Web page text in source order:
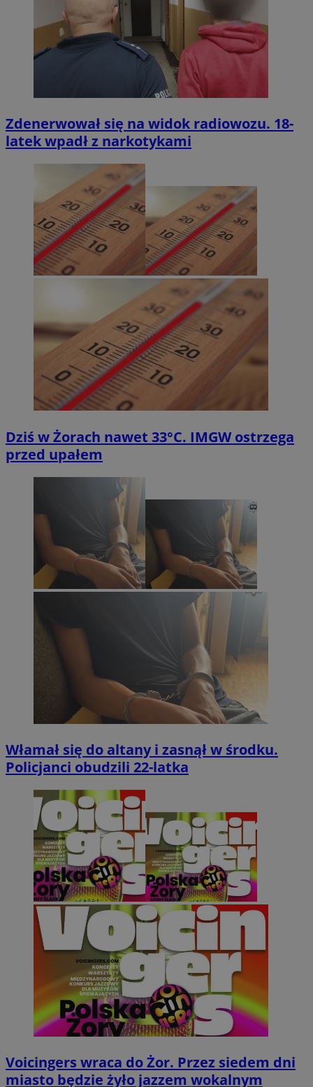
Zdenerwował się na widok radiowozu. 18-
latek wpadł z narkotykami
Dziś w Żorach nawet 33°C. IMGW ostrzega
przed upałem
Włamał się do altany i zasnął w środku.
Policjanci obudzili 22-latka
Voicingers wraca do Żor. Przez siedem dni
miasto będzie żyło jazzem wokalnym